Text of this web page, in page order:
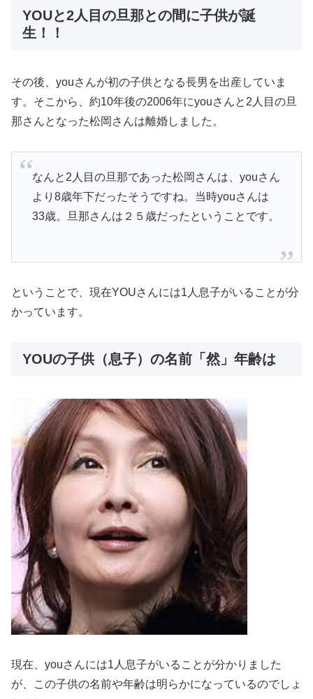
YOUと2人目の旦那との間に子供が誕
生！！
その後、youさんが初の子供となる長男を出産していま
す。そこから、約10年後の2006年にyouさんと2人目の旦
那さんとなった松岡さんは離婚しました。
なんと2人目の旦那であった松岡さんは、youさん
より8歳年下だったそうですね。当時youさんは
33歳。旦那さんは２５歳だったということです。
ということで、現在YOUさんには1人息子がいることが分
かっています。
YOUの子供（息子）の名前「然」年齢は
現在、youさんには1人息子がいることが分かりました
が、この子供の名前や年齢は明らかになっているのでしょ